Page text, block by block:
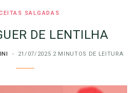
SALGADAS
DE LENTILHA
21/07/2025 2 MINUTOS DE LEITURA